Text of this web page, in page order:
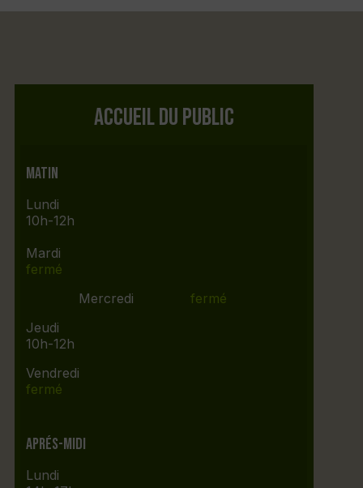
ACCUEIL DU PUBLIC
Matin
Lundi
10h-12h
Mardi
fermé
Mercredi
fermé
Jeudi
10h-12h
Vendredi
fermé
Aprés-midi
Lundi